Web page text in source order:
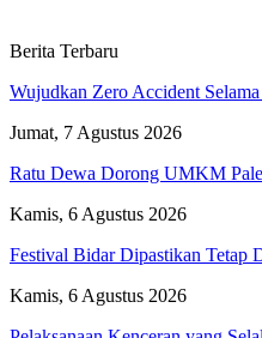
Berita Terbaru
Wujudkan Zero Accident
Jumat, 7 Agustus 2026
Ratu Dewa Dorong UMKM
Kamis, 6 Agustus 2026
Festival Bidar Dipastikan
Kamis, 6 Agustus 2026